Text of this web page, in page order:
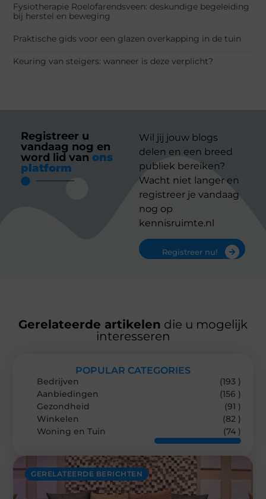
Fysiotherapie Roelofarendsveen: deskundige begeleiding
bij herstel en beweging
Praktische gids voor een glazen overkapping in de tuin
Keuring van steigers: wanneer is deze verplicht?
Registreer u
vandaag nog en
word lid van ons
platform
Wil jij jouw blogs
delen en een breed
publiek bereiken?
Wacht niet langer en
registreer je vandaag
nog op
kennisruimte.nl
Registreer nu!
Gerelateerde artikelen die u mogelijk
interesseren
GERELATEERDE BERICHTEN
POPULAR CATEGORIES
Bedrijven
(193 )
Aanbiedingen
(156 )
Gezondheid
(91 )
Winkelen
(82 )
Woning en Tuin
(74 )